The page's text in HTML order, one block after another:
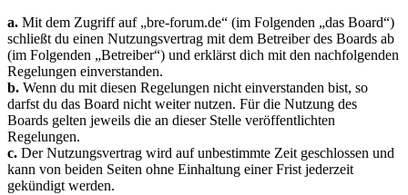
a. Mit dem Zugriff auf „bre-forum.de“ (im Folgenden „das Board“)
schließt du einen Nutzungsvertrag mit dem Betreiber des Boards ab
(im Folgenden „Betreiber“) und erklärst dich mit den nachfolgenden
Regelungen einverstanden.
b. Wenn du mit diesen Regelungen nicht einverstanden bist, so
darfst du das Board nicht weiter nutzen. Für die Nutzung des
Boards gelten jeweils die an dieser Stelle veröffentlichten
Regelungen.
c. Der Nutzungsvertrag wird auf unbestimmte Zeit geschlossen und
kann von beiden Seiten ohne Einhaltung einer Frist jederzeit
gekündigt werden.